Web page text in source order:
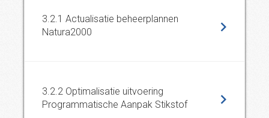
3.2.1 Actualisatie beheerplannen
Natura2000
3.2.2 Optimalisatie uitvoering
Programmatische Aanpak Stikstof